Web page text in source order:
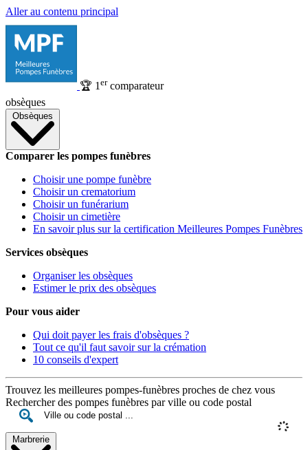
Aller au contenu principal
🏆 1 ercomparateur
obsèques
Obsèques
Comparer les pompes funèbres
Choisir une pompe funèbre
Choisir un crematorium
Choisir un funérarium
Choisir un cimetière
En savoir plus sur la certification Meilleures Pompes Funèbres
Services obsèques
Organiser les obsèques
Estimer le prix des obsèques
Pour vous aider
Qui doit payer les frais d'obsèques ?
Tout ce qu'il faut savoir sur la crémation
10 conseils d'expert
Trouvez les meilleures pompes-funèbres proches de chez vous
Rechercher des pompes funèbres par ville ou code postal
Marbrerie